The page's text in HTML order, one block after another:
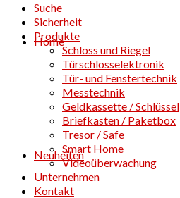
Home
Neuheiten
Suche
Sicherheit
Produkte
Schloss und Riegel
Türschlosselektronik
Tür- und Fenstertechnik
Messtechnik
Geldkassette / Schlüssel
Briefkasten / Paketbox
Tresor / Safe
Smart Home
Videoüberwachung
Unternehmen
Kontakt